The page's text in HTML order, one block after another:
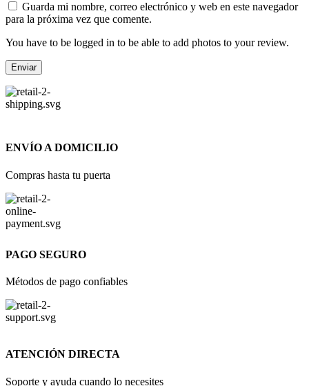
Guarda mi nombre, correo electrónico y web en este navegador
para la próxima vez que comente.
You have to be logged in to be able to add photos to your review.
ENVÍO A DOMICILIO
Compras hasta tu puerta
PAGO SEGURO
Métodos de pago confiables
ATENCIÓN DIRECTA
Soporte y ayuda cuando lo necesites